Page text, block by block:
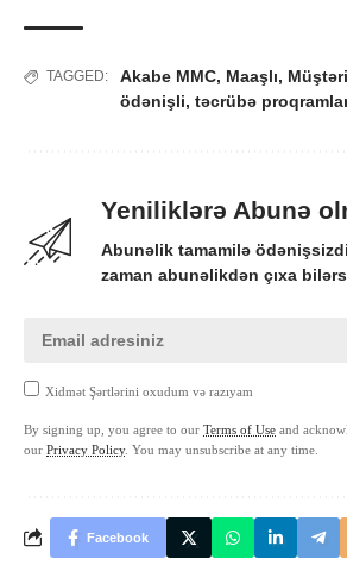
TAGGED: Akabe MMC, Maaşlı,
ödənişli, təcrübə
Yeniliklərə Abunə
Abunəlik tamamilə
zaman abunəlikdən çıxa
Xidmət Şərtlərini oxudum və razıyam
By signing up, you agree to our Terms of Use and
our Privacy Policy. You may unsubscribe at any time.
Facebook